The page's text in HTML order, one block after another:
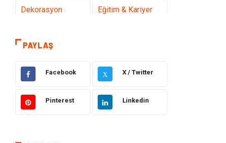
Dekorasyon Eğitim & Kariyer
Yazılım
Ulaşım ve
Taşımacılık
Makine
PAYLAŞ
Facebook X X / Twitter
Pinterest Linkedin